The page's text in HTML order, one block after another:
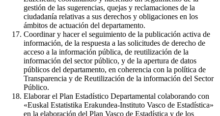
gestión de las sugerencias, quejas y reclamaciones de la
ciudadanía relativas a sus derechos y obligaciones en los
ámbitos de actuación del departamento.
Coordinar y hacer el seguimiento de la publicación activa de
información, de la respuesta a las solicitudes de derecho de
acceso a la información pública, de reutilización de la
información del sector público, y de la apertura de datos
públicos del departamento, en coherencia con la política de
Transparencia y de Reutilización de la información del Sector
Público.
Elaborar el Plan Estadístico Departamental colaborando con
«Euskal Estatistika Erakundea-Instituto Vasco de Estadística»
en la elaboración del Plan Vasco de Estadística y de los